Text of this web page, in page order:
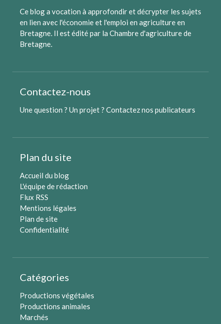
Ce blog a vocation à approfondir et décrypter les sujets
en lien avec l'économie et l'emploi en agriculture en
Bretagne. Il est édité par la Chambre d'agriculture de
Bretagne.
Contactez-nous
Une question ? Un projet ? Contactez nos publicateurs
Plan du site
Accueil du blog
L'équipe de rédaction
Flux RSS
Mentions légales
Plan de site
Confidentialité
Catégories
Productions végétales
Productions animales
Marchés